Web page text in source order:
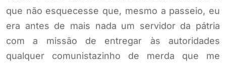
que não esquecesse que, mesmo a passeio, eu
era antes de mais nada um servidor da pátria
com a missão de entregar às autoridades
qualquer comunistazinho de merda que me